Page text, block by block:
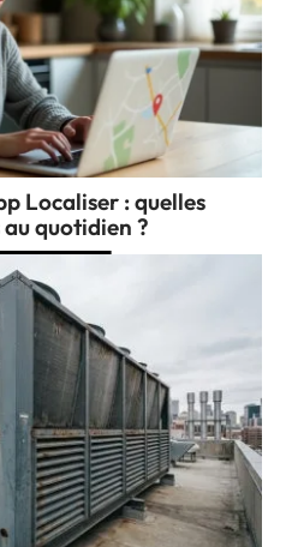
Localiser : quelles
quotidien ?